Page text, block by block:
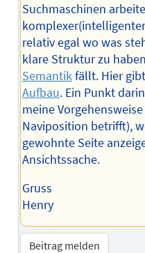
Suchmaschinen
relativ egal wo was
klare Struktur zu
Semantikfällt. Hier
Aufbau. Ein Punkt
meine
Naviposition betrifft),
gewohnte Seite
Ansichtssache.
Gruss
Henry
Beitrag melden